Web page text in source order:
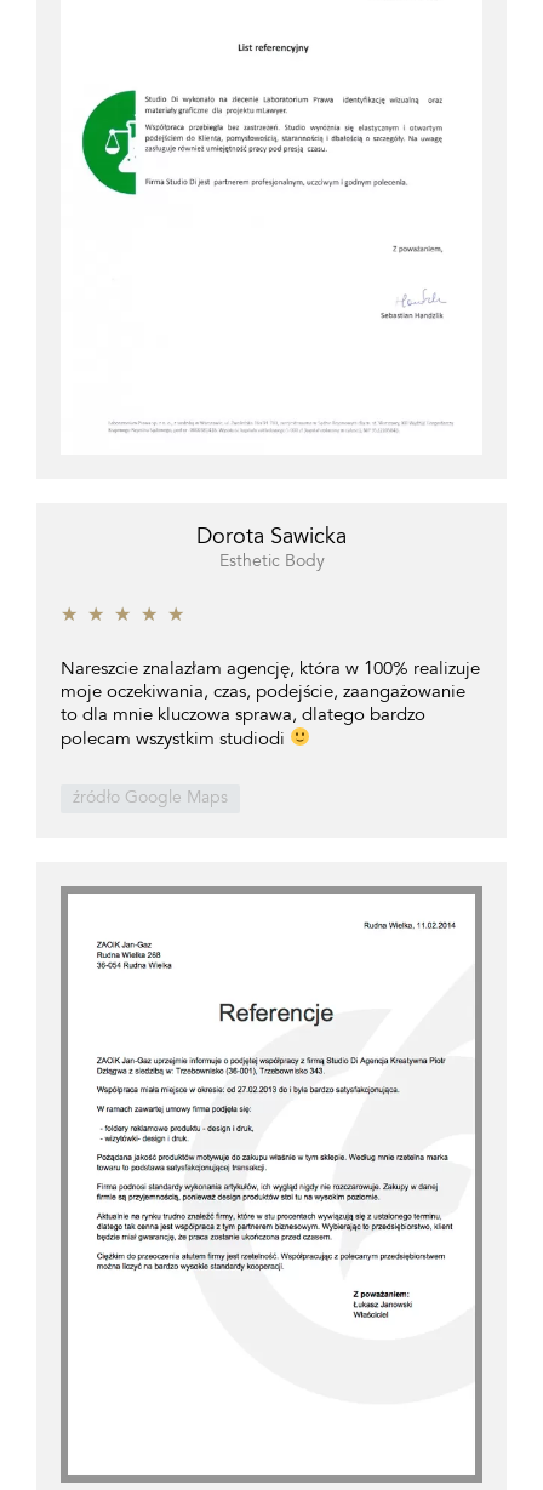
Dorota Sawicka
Esthetic Body
★ ★ ★ ★ ★
Nareszcie znalazłam agencję, która w 100% realizuje
moje oczekiwania, czas, podejście, zaangażowanie
to dla mnie kluczowa sprawa, dlatego bardzo
polecam wszystkim studiodi
źródło Google Maps